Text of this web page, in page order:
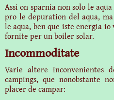
Assi on sparnia non solo le
pro le depuration del aqua,
le aqua, ben que iste energia
fornite per un boiler solar.
Incommoditate
Varie altere inconvenientes
campings, que nonobstante
placer de campar: